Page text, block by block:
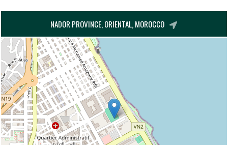
NADOR PROVINCE, ORIENTAL, MOROCCO